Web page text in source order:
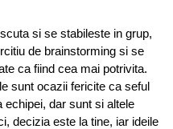
si se stabileste in grup,
de brainstorming si se
ca fiind cea mai potrivita.
sunt ocazii fericite ca seful
dar sunt si altele
decizia este la tine, iar ideile